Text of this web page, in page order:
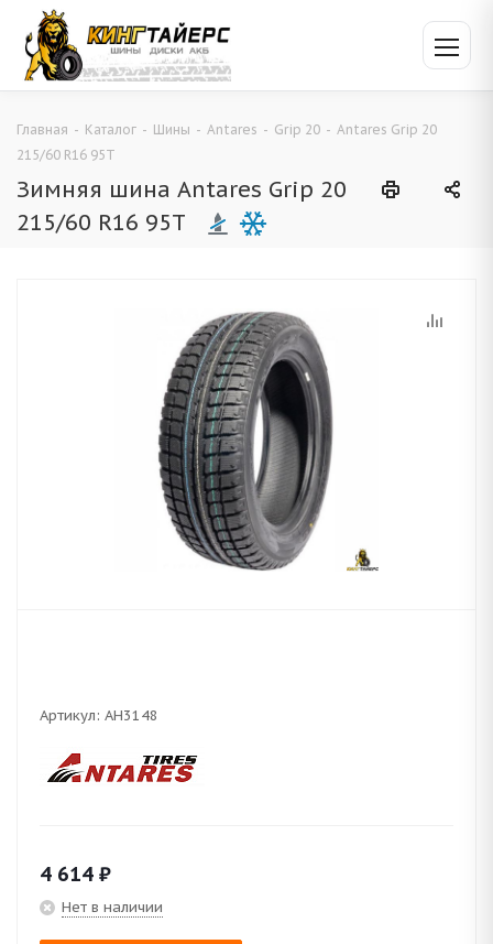
Главная - Каталог - Шины - Antares - Grip 20 - Antares Grip 20
215/60 R16 95T
Зимняя шина Antares Grip 20
215/60 R16 95T
Артикул: AH3148
4 614 ₽
Нет в наличии